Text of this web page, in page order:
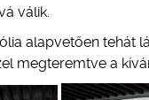
válik.
alapvetően tehát
megteremtve a